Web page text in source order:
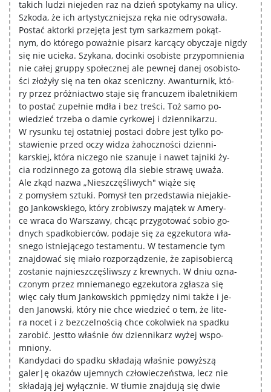
takich ludzi niejeden raz na dzień spotykamy na ulicy.
Szkoda, że ich artystyczniejsza ręka nie odrysowała.
Postać aktorki przejęta jest tym sarkazmem pokąt-
nym, do którego poważnie pisarz karcący obyczaje nigdy
się nie ucieka. Szykana, docinki osobiste przypomnienia
nie całej gruppy społecznej ale pewnej danej osobisto-
ści złożyły się na ten okaz sceniczny. Awanturnik, któ-
ry przez próżniactwo staje się francuzem ibaletnikiem
to postać zupełnie mdła i bez treści. Toż samo po-
wiedzieć trzeba o damie cyrkowej i dziennikarzu.
W rysunku tej ostatniej postaci dobre jest tylko po-
stawienie przed oczy widza żahoczności dzienni-
karskiej, która niczego nie szanuje i nawet tajniki ży-
cia rodzinnego za gotową dla siebie strawę uważa.
Ale zkąd nazwa „Nieszczęśliwych" wiąże się
z pomysłem sztuki. Pomysł ten przedstawia niejakie-
go Jankowskiego, który zrobiwszy majątek w Amery-
ce wraca do Warszawy, chcąc przygotować sobio go-
dnych spadkobierców, podaje się za egzekutora wła-
snego istniejącego testamentu. W testamencie tym
znajdować się miało rozporządzenie, że zapisobiercą
zostanie najnieszczęśliwszy z krewnych. W dniu ozna-
czonym przez mniemanego egzekutora zgłasza się
więc cały tłum Jankowskich ppmiędzy nimi także i je-
den Janowski, który nie chce wiedzieć o tem, że lite-
ra nocet i z bezczelnością chce cokolwiek na spadku
zarobić. Jestto właśnie ów dziennikarz wyżej wspo-
mniony.
Kandydaci do spadku składają właśnie powyższą
galer|ę okazów ujemnych człowieczeństwa, lecz nie
składają jej wyłącznie. W tłumie znajdują się dwie